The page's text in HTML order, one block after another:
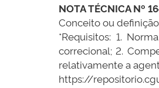
NOTA TÉCNICA Nº
Conceito ou
*Requisitos: 1.
correcional; 2.
relativamente a
https://